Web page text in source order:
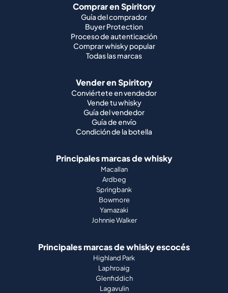
Comprar en Spiritory
Guía del comprador
Buyer Protection
Proceso de autenticación
Comprar whisky popular
Todas las marcas
Vender en Spiritory
Conviértete en vendedor
Vende tu whisky
Guía del vendedor
Guía de envío
Condición de la botella
Principales marcas de whisky
Macallan
Ardbeg
Springbank
Bowmore
Yamazaki
Johnnie Walker
Principales marcas de whisky escocés
Highland Park
Laphroaig
Glenfiddich
Lagavulin